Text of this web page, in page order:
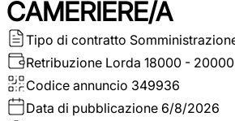
CAMERIERE/A
Tipo di contratto
Retribuzione Lorda 18000 -
Codice annuncio 349936
Data di pubblicazione 6/8/2026